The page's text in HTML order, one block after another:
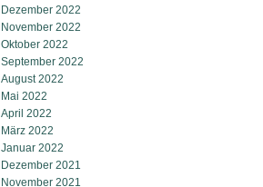
Dezember 2022
November 2022
Oktober 2022
September 2022
August 2022
Mai 2022
April 2022
März 2022
Januar 2022
Dezember 2021
November 2021